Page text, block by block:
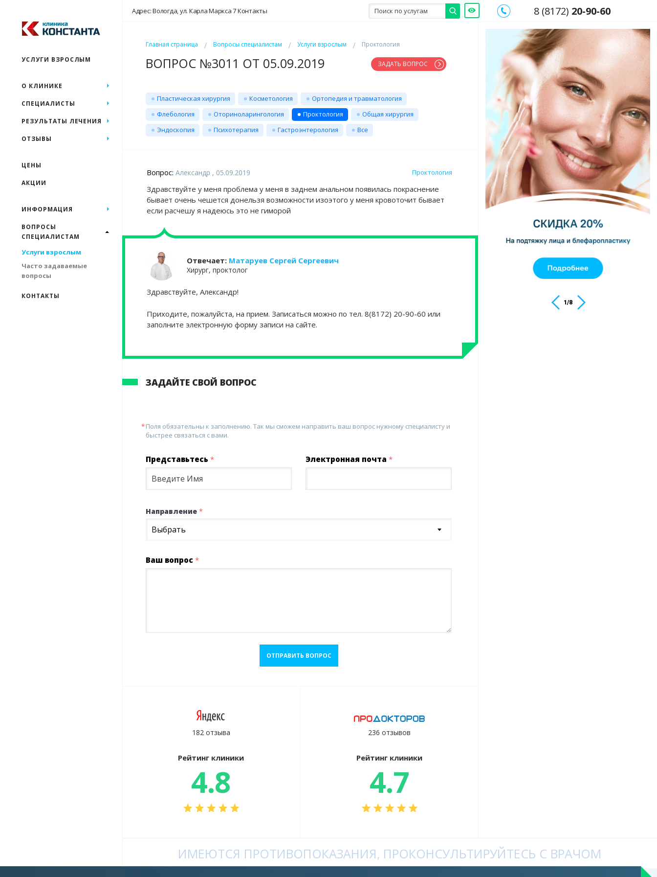
Адрес: Вологда, ул. Карла Маркса 7Контакты 8 (8172) 20-90-60
Главная страница Вопросы специалистам Услуги взрослым Проктология
ВОПРОС №3011 ОТ 05.09.2019 ЗАДАТЬ ВОПРОС
Пластическая хирургия Косметология
Ортопедия и травматология
Флебология
Оториноларингология Проктология
Общая хирургия
Эндоскопия
Психотерапия Гастроэнтерология Все
Вопрос: Александр , 05.09.2019 Проктология
Здравствуйте у меня проблема у меня в заднем анальном появилась покраснение
бывает очень чешется донельзя возможности изоэтого у меня кровоточит бывает
если расчешу я надеюсь это не гиморой
Отвечает: Матаруев Сергей Сергеевич
Хирург, проктолог
Здравствуйте, Александр!
Приходите, пожалуйста, на прием. Записаться можно по тел. 8(8172) 20-90-60 или
заполните электронную форму записи на сайте.
ЗАДАЙТЕ СВОЙ ВОПРОС
Поля обязательны к заполнению. Так мы сможем направить ваш вопрос нужному специалисту и
быстрее связаться с вами.
Представьтесь * Электронная почта*
Направление *
Выбрать
Ваш вопрос *
ОТПРАВИТЬ ВОПРОС
182 отзыва
Рейтинг клиники
4.8
236 отзывов
Рейтинг клиники
4.7
1/8
УСЛУГИ ВЗРОСЛЫМ
О КЛИНИКЕ
СПЕЦИАЛИСТЫ
РЕЗУЛЬТАТЫ ЛЕЧЕНИЯ
ОТЗЫВЫ
ЦЕНЫ
АКЦИИ
ИНФОРМАЦИЯ
ВОПРОСЫ
СПЕЦИАЛИСТАМ
Услуги взрослым
Часто задаваемые
вопросы
КОНТАКТЫ
ИМЕЮТСЯ ПРОТИВОПОКАЗАНИЯ, ПРОКОНСУЛЬТИРУЙТЕСЬ С ВРАЧОМ